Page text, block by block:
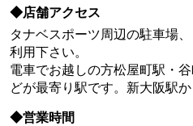
◆店舗アクセス
タナベスポーツ周辺の駐車場
利用下さい。
電車でお越しの方松屋町駅・
どが最寄り駅です。新大阪駅
◆営業時間